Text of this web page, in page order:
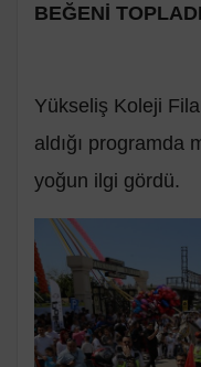
BEĞENİ TOPLADI
Yükseliş Koleji
aldığı programda
yoğun ilgi gördü.